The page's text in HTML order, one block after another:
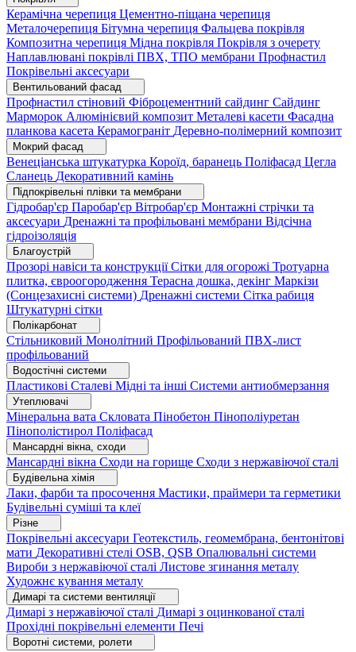
Керамічна черепиця Цементно-піщана черепиця
Металочерепиця Бітумна черепиця Фальцева покрівля
Композитна черепиця Мідна покрівля Покрівля з очерету
Наплавлювані покрівлі ПВХ, ТПО мембрани Профнастил
Покрівельні аксесуари
Вентильований фасад
Профнастил стіновий Фіброцементний сайдинг Сайдинг
Марморок Алюмінієвий композит Металеві касети Фасадна
планкова касета Керамограніт Деревно-полімерний композит
Мокрий фасад
Венеціанська штукатурка Короїд, баранець Поліфасад Цегла
Сланець Декоративний камінь
Підпокрівельні плівки та мембрани
Гідробар'єр Паробар'єр Вітробар'єр Монтажні стрічки та
аксесуари Дренажні та профільовані мембрани Відсічна
гідроізоляція
Благоустрій
Прозорі навіси та конструкціїСітки для огорожі Тротуарна
плитка, євроогородження Терасна дошка, декінг Маркізи
(Сонцезахисні системи) Дренажні системи Сітка рабиця
Штукатурні сітки
Полікарбонат
Стільниковий Монолітний Профільований ПВХ-лист
профільований
Водостічні системи
Пластикові Сталеві Мідні та інші Системи антиобмерзання
Утеплювачі
Мінеральна вата Скловата Пінобетон Пінополіуретан
Пінополістирол Поліфасад
Мансардні вікна, сходи
Мансардні вікна Сходи на горище Сходи з нержавіючої сталі
Будівельна хімія
Лаки, фарби та просочення Мастики, праймери та герметики
Будівельні суміші та клеї
Різне
Покрівельні аксесуари Геотекстиль, геомембрана, бентонітові
мати Декоративні стелі OSB, QSB Опалювальні системи
Вироби з нержавіючої сталі Листове згинання металу
Художнє кування металу
Димарі та системи вентиляції
Димарі з нержавіючої сталі Димарі з оцинкованої сталі
Прохідні покрівельні елементи Печі
Воротні системи, ролети